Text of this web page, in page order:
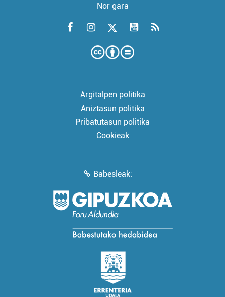
Nor gara
Argitalpen politika
Aniztasun politika
Pribatutasun politika
Cookieak
Babesleak: